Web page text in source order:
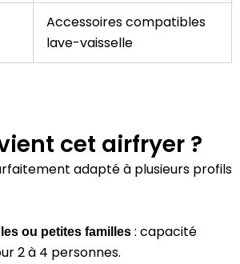
Accessoires compatibles
lave-vaisselle
cet airfryer ?
adapté à plusieurs profils
ou petites familles : capacité
2 à 4 personnes.